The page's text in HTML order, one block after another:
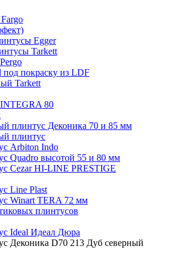
Egger
Tarkett
покраску из LDF
Tarkett
80
плинтус Деконика 70 и 85 мм
плинтус
Arbiton Indo
Quadro высотой 55 и 80 мм
Cezar HI-LINE PRESTIGE
Line Plast
Winart TERA 72 мм
плинтусов
Ideal Идеал Дюра
Деконика D70 213 Дуб северный